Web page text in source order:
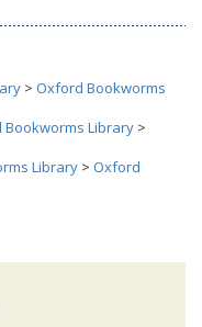
> Oxford Bookworms
Bookworms Library >
Library > Oxford